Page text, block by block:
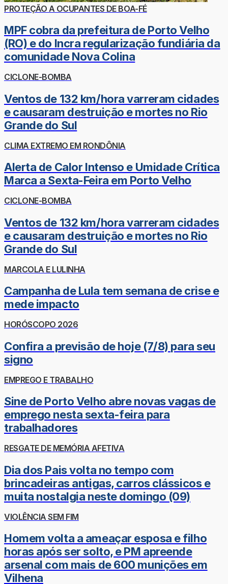
PROTEÇÃO A OCUPANTES DE BOA-FÉ
MPF cobra da prefeitura de Porto Velho
(RO) e do Incra regularização fundiária da
comunidade Nova Colina
CICLONE-BOMBA
Ventos de 132 km/hora varreram cidades
e causaram destruição e mortes no Rio
Grande do Sul
CLIMA EXTREMO EM RONDÔNIA
Alerta de Calor Intenso e Umidade Crítica
Marca a Sexta-Feira em Porto Velho
CICLONE-BOMBA
Ventos de 132 km/hora varreram cidades
e causaram destruição e mortes no Rio
Grande do Sul
MARCOLA E LULINHA
Campanha de Lula tem semana de crise e
mede impacto
HORÓSCOPO 2026
Confira a previsão de hoje (7/8) para seu
signo
EMPREGO E TRABALHO
Sine de Porto Velho abre novas vagas de
emprego nesta sexta-feira para
trabalhadores
RESGATE DE MEMÓRIA AFETIVA
Dia dos Pais volta no tempo com
brincadeiras antigas, carros clássicos e
muita nostalgia neste domingo (09)
VIOLÊNCIA SEM FIM
Homem volta a ameaçar esposa e filho
horas após ser solto, e PM apreende
arsenal com mais de 600 munições em
Vilhena